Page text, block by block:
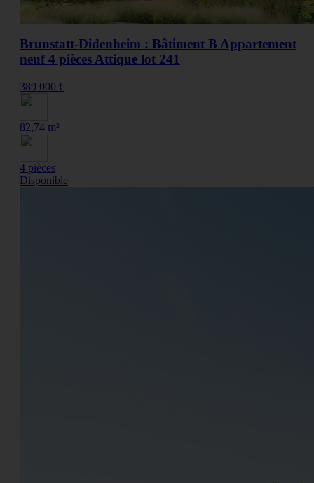
Brunstatt-Didenheim : Bâtiment B Appartement
neuf 4 pièces Attique lot 241
389 000 €
82,74 m²
4 pièces
Disponible